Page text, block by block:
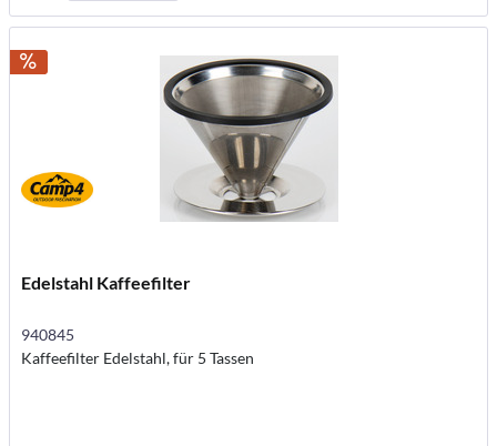
Edelstahl Kaffeefilter
940845
Kaffeefilter Edelstahl, für 5 Tassen